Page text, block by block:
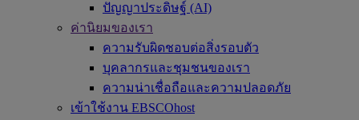
ปัญญาประดิษฐ์ (AI)
ค่านิยมของเรา
ความรับผิดชอบต่อสิ่งรอบตัว
บุคลากรและชุมชนของเรา
ความน่าเชื่อถือและความปลอดภัย
เข้าใช้งาน EBSCOhost